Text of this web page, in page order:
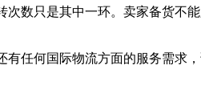
只是其中一环。卖家备货不
何国际物流方面的服务需求